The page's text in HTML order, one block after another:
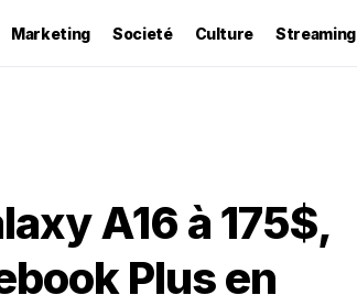
Marketing Societé Culture Streaming
A16 à 175$,
Plus en